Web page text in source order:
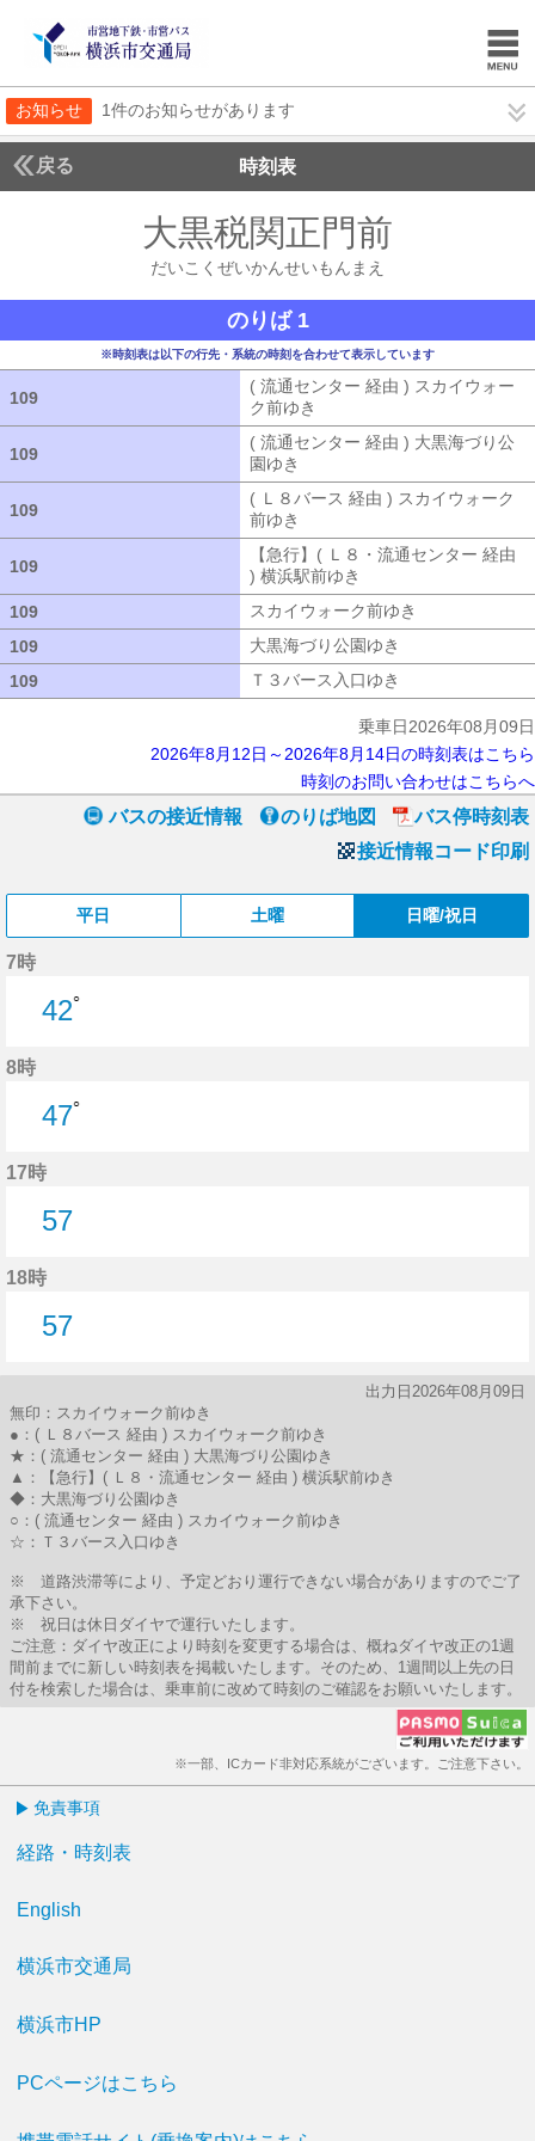
お知らせ 1件のお知らせがあります
戻る 時刻表
大黒税関正門前
だいこくぜいかんせいもんまえ
のりば 1
※時刻表は以下の行先・系統の時刻を合わせて表示しています
109
( 流通センター 経由 ) スカイウォー
ク前ゆき
109
( 流通センター 経由 ) 大黒海づり公
園ゆき
109
( Ｌ８バース 経由 ) スカイウォーク
前ゆき
109
【急行】( Ｌ８・流通センター 経由
) 横浜駅前ゆき
109
スカイウォーク前ゆき
109
大黒海づり公園ゆき
109
Ｔ３バース入口ゆき
乗車日2026年08月09日
2026年8月12日～2026年8月14日の時刻表はこちら
時刻のお問い合わせはこちらへ
バスの接近情報 のりば地図
バス停時刻表
接近情報コード印刷
平日 土曜 日曜/祝日
7時
42○
8時
47○
17時
57
18時
57
出力日2026年08月09日
無印：スカイウォーク前ゆき
●：( Ｌ８バース 経由 ) スカイウォーク前ゆき
★：( 流通センター 経由 ) 大黒海づり公園ゆき
▲：【急行】( Ｌ８・流通センター 経由 ) 横浜駅前ゆき
◆：大黒海づり公園ゆき
○：( 流通センター 経由 ) スカイウォーク前ゆき
☆：Ｔ３バース入口ゆき
※ 道路渋滞等により、予定どおり運行できない場合がありますのでご了
承下さい。
※ 祝日は休日ダイヤで運行いたします。
ご注意：ダイヤ改正により時刻を変更する場合は、概ねダイヤ改正の1週
間前までに新しい時刻表を掲載いたします。そのため、1週間以上先の日
付を検索した場合は、乗車前に改めて時刻のご確認をお願いいたします。
※一部、ICカード非対応系統がございます。ご注意下さい。
免責事項
経路・時刻表
English
横浜市交通局
横浜市HP
PCページはこちら